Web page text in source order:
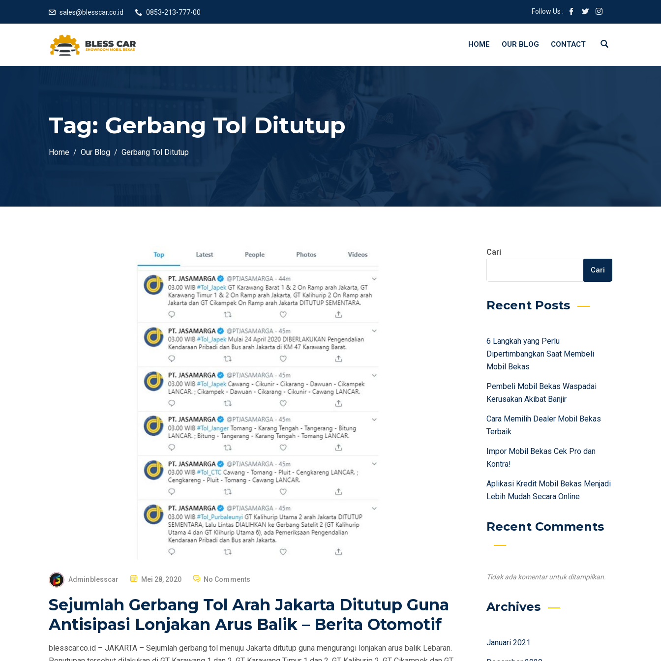
sales@blesscar.co.id 0853-213-777-00 Follow Us :
HOME OUR BLOG CONTACT
Tag: Gerbang Tol Ditutup
Home Our Blog Gerbang Tol Ditutup
Adminblesscar
P
S
E
Mei 28, 2020 No Comments
Sejumlah Gerbang Tol Arah Jakarta Ditutup Guna
Antisipasi Lonjakan Arus Balik – Berita Otomotif
blesscar.co.id – JAKARTA – Sejumlah gerbang tol menuju Jakarta ditutup guna mengurangi lonjakan arus balik Lebaran.
Cari
Cari
Recent Posts
6 Langkah yang Perlu
Dipertimbangkan Saat Membeli
Mobil Bekas
Pembeli Mobil Bekas Waspadai
Kerusakan Akibat Banjir
Cara Memilih Dealer Mobil Bekas
Terbaik
Impor Mobil Bekas Cek Pro dan
Kontra!
Aplikasi Kredit Mobil Bekas Menjadi
Lebih Mudah Secara Online
Recent Comments
Tidak ada komentar untuk ditampilkan.
Archives
Januari 2021